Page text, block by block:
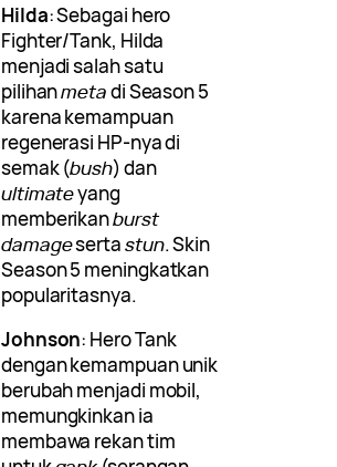
Hilda: Sebagai hero
Fighter/Tank, Hilda
menjadi salah satu
pilihanmetadi Season 5
karena kemampuan
regenerasi HP-nya di
semak (bush) dan
ultimateyang
memberikanburst
damagesertastun. Skin
Season 5 meningkatkan
popularitasnya.
Johnson: Hero Tank
dengan kemampuan unik
berubah menjadi mobil,
memungkinkan ia
membawa rekan tim